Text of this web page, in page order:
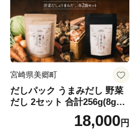
宮崎県美郷町
だしパック うまみだし 野菜
だし 2セット 合計256g(8g×8
パック×2種×2セット) [岡田商
店 宮崎県 美郷町 31ac0069]
18,000円